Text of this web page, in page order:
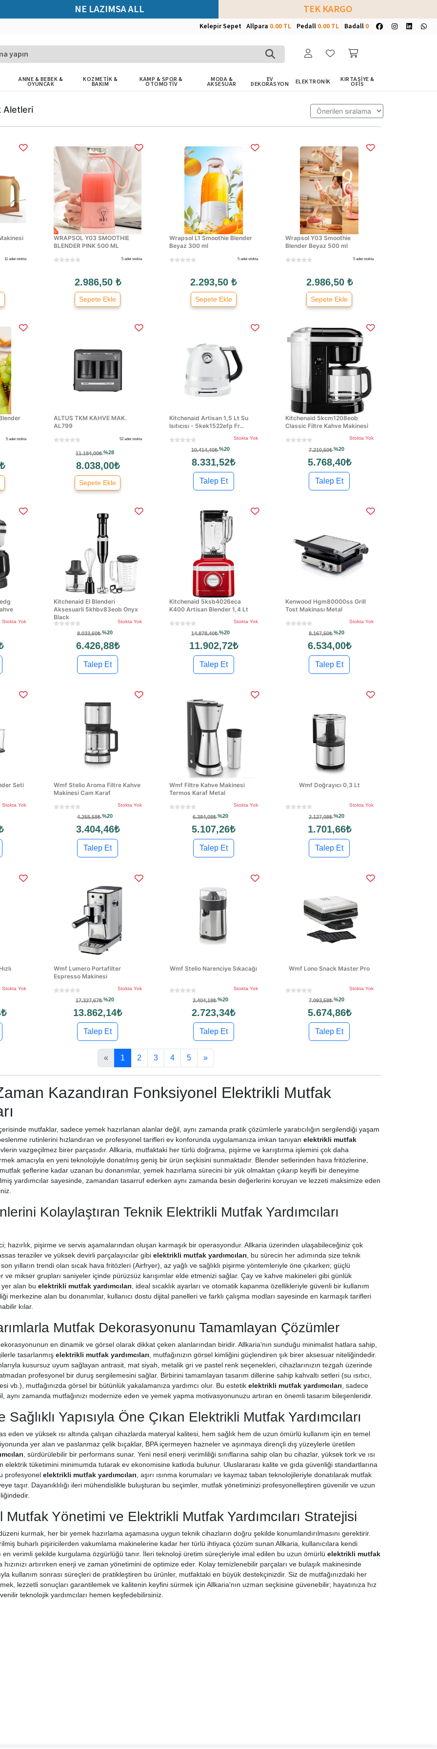
NE LAZIMSA ALL TEK KARGO
Kelepir Sepet Allpara 0.00 TL Pedall 0.00 TL Badall 0
ANNE & BEBEK &
OYUNCAK
KOZMETİK &
BAKIM
KAMP & SPOR &
OTOMOTİV
MODA &
AKSESUAR
EV
DEKORASYON ELEKTRONİK KIRTASİYE &
OFİS
Aletleri
11 adet stokta
WRAPSOL Y03 SMOOTHIE
BLENDER PINK 500 ML
5 adet stokta
2.986,50 ₺
Sepete Ekle
Wrapsol L1 Smoothie Blender
Beyaz 300 ml
5 adet stokta
2.293,50 ₺
Sepete Ekle
Wrapsol Y03 Smoothie
Blender Beyaz 500 ml
5 adet stokta
2.986,50 ₺
Sepete Ekle
5 adet stokta
ALTUS TKM KAHVE MAK.
AL799
52 adet stokta
11.184,00₺%28
8.038,00₺
Sepete Ekle
Kitchenaid Artisan 1,5 Lt Su
Isıtıcısı - 5kek1522efp Fr...
Stokta Yok
10.414,40₺%20
8.331,52₺
Talep Et
Kitchenaid 5kcm1208eob
Classic Filtre Kahve Makinesi
Stokta Yok
7.210,50₺%20
5.768,40₺
Talep Et
Stokta Yok
Kitchenaid El Blenderi
Aksesuarli 5khbv83eob Onyx
Black
Stokta Yok
8.033,60₺%20
6.426,88₺
Talep Et
Kitchenaid 5ksb4026eca
K400 Artisan Blender 1,4 Lt
Stokta Yok
14.878,40₺%20
11.902,72₺
Talep Et
Kenwood Hgm80000ss Grill
Tost Makinası Metal
Stokta Yok
8.167,50₺%20
6.534,00₺
Talep Et
Seti
Stokta Yok
Wmf Stelio Aroma Filtre Kahve
Makinesi Cam Karaf
Stokta Yok
4.255,58₺%20
3.404,46₺
Talep Et
Wmf Filtre Kahve Makinesi
Termos Karaf Metal
Stokta Yok
6.384,08₺%20
5.107,26₺
Talep Et
Wmf Doğrayıcı 0,3 Lt
Stokta Yok
2.127,08₺%20
1.701,66₺
Talep Et
Stokta Yok
Wmf Lumero Portafilter
Espresso Makinesi
Stokta Yok
17.327,67₺%20
13.862,14₺
Talep Et
Wmf Stelio Narenciye Sıkacağı
Stokta Yok
3.404,18₺%20
2.723,34₺
Talep Et
Wmf Lono Snack Master Pro
Stokta Yok
7.093,58₺%20
5.674,86₺
Talep Et
« 1 2 3 4 5 »
Kazandıran Fonksiyonel Elektrikli Mutfak
mutfaklar, sadece yemek hazırlanan alanlar değil, aynı zamanda pratik çözümlerle yaratıcılığın sergilendiği yaşam
rutinlerini hızlandıran ve profesyonel tarifleri ev konforunda uygulamanıza imkan tanıyan elektrikli mutfak
vazgeçilmez birer parçasıdır. Allkaria, mutfaktaki her türlü doğrama, pişirme ve karıştırma işlemini çok daha
amacıyla en yeni teknolojiyle donatılmış geniş bir ürün seçkisini sunmaktadır. Blender setlerinden hava fritözlerine,
şeflerine kadar uzanan bu donanımlar, yemek hazırlama sürecini bir yük olmaktan çıkarıp keyifli bir deneyime
yardımcılar sayesinde, zamandan tasarruf ederken aynı zamanda besin değerlerini koruyan ve lezzeti maksimize eden
Kolaylaştıran Teknik Elektrikli Mutfak Yardımcıları
hazırlık, pişirme ve servis aşamalarından oluşan karmaşık bir operasyondur. Allkaria üzerinden ulaşabileceğiniz çok
teraziler ve yüksek devirli parçalayıcılar gibi elektrikli mutfak yardımcıları , bu sürecin her adımında size teknik
yılların trendi olan sıcak hava fritözleri (Airfryer), az yağlı ve sağlıklı pişirme yöntemleriyle öne çıkarken; güçlü
ve mikser grupları saniyeler içinde pürüzsüz karışımlar elde etmenizi sağlar. Çay ve kahve makineleri gibi günlük
yer alan bu elektrikli mutfak yardımcıları , ideal sıcaklık ayarları ve otomatik kapanma özellikleriyle güvenli bir kullanım
merkezine alan bu donanımlar, kullanıcı dostu dijital panelleri ve farklı çalışma modları sayesinde en karmaşık tarifleri
kılar.
Mutfak Dekorasyonunu Tamamlayan Çözümler
en dinamik ve görsel olarak dikkat çeken alanlarından biridir. Allkaria'nın sunduğu minimalist hatlara sahip,
tasarlanmış elektrikli mutfak yardımcıları , mutfağınızın görsel kimliğini güçlendiren şık birer aksesuar niteliğindedir.
kusursuz uyum sağlayan antrasit, mat siyah, metalik gri ve pastel renk seçenekleri, cihazlarınızın tezgah üzerinde
profesyonel bir duruş sergilemesini sağlar. Birbirini tamamlayan tasarım dillerine sahip kahvaltı setleri (su ısıtıcı,
vb.), mutfağınızda görsel bir bütünlük yakalamanıza yardımcı olur. Bu estetik elektrikli mutfak yardımcıları , sadece
aynı zamanda mutfağınızı modernize eden ve yemek yapma motivasyonunuzu artıran en önemli tasarım bileşenleridir.
Sağlıklı Yapısıyla Öne Çıkan Elektrikli Mutfak Yardımcıları
eden ve yüksek ısı altında çalışan cihazlarda materyal kalitesi, hem sağlık hem de uzun ömürlü kullanım için en temel
yer alan ve paslanmaz çelik bıçaklar, BPA içermeyen hazneler ve aşınmaya dirençli dış yüzeylerle üretilen
, sürdürülebilir bir performans sunar. Yeni nesil enerji verimliliği sınıflarına sahip olan bu cihazlar, yüksek tork ve ısı
elektrik tüketimini minimumda tutarak ev ekonomisine katkıda bulunur. Uluslararası kalite ve gıda güvenliği standartlarına
profesyonel elektrikli mutfak yardımcıları , aşırı ısınma korumaları ve kaymaz taban teknolojileriyle donatılarak mutfak
taşır. Dayanıklılığı ileri mühendislikle buluşturan bu seçimler, mutfak yönetiminizi profesyonelleştiren güvenilir ve uzun
Mutfak Yönetimi ve Elektrikli Mutfak Yardımcıları Stratejisi
kurmak, her bir yemek hazırlama aşamasına uygun teknik cihazların doğru şekilde konumlandırılmasını gerektirir.
buharlı pişiricilerden vakumlama makinelerine kadar her türlü ihtiyaca çözüm sunan Allkaria, kullanıcılara kendi
en verimli şekilde kurgulama özgürlüğü tanır. İleri teknoloji üretim süreçleriyle imal edilen bu uzun ömürlü elektrikli mutfak
hızınızı artırırken enerji ve zaman yönetimini de optimize eder. Kolay temizlenebilir parçaları ve bulaşık makinesinde
kullanım sonrası süreçleri de pratikleştiren bu ürünler, mutfaktaki en büyük destekçinizdir. Siz de mutfağınızdaki her
lezzetli sonuçları garantilemek ve kalitenin keyfini sürmek için Allkaria'nın uzman seçkisine güvenebilir; hayatınıza hız
teknolojik yardımcıları hemen keşfedebilirsiniz.